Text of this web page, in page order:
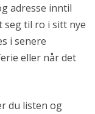
adresse inntil
seg til ro i sitt nye
i senere
eller når det
du listen og